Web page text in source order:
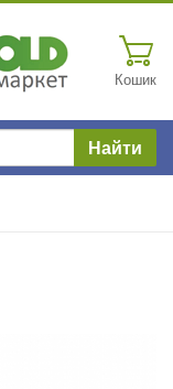
Кошик
Найти